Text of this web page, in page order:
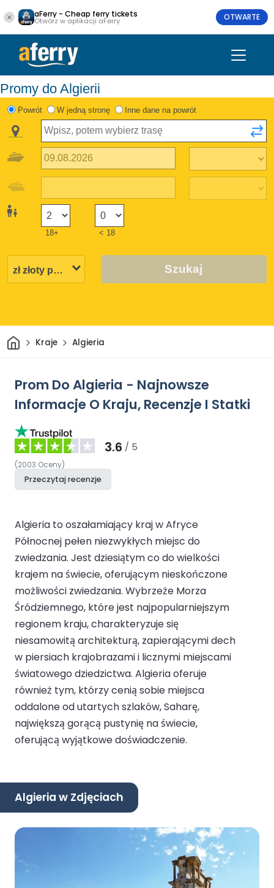
aFerry - Cheap ferry tickets
Otwórz w aplikacji aFerry OTWARTE
Promy do Algierii
Powrót W jedną stronę Inne dane na powrót
18+ < 18
Szukaj
DomKraje Algieria
Prom Do Algieria - Najnowsze
Informacje O Kraju, Recenzje I Statki
3.6 / 5
(2003 Oceny)
Przeczytaj recenzje
Algieria to oszałamiający kraj w Afryce
Północnej pełen niezwykłych miejsc do
zwiedzania. Jest dziesiątym co do wielkości
krajem na świecie, oferującym nieskończone
możliwości zwiedzania. Wybrzeże Morza
Śródziemnego, które jest najpopularniejszym
regionem kraju, charakteryzuje się
niesamowitą architekturą, zapierającymi dech
w piersiach krajobrazami i licznymi miejscami
światowego dziedzictwa. Algieria oferuje
również tym, którzy cenią sobie miejsca
oddalone od utartych szlaków, Saharę,
największą gorącą pustynię na świecie,
oferującą wyjątkowe doświadczenie.
Algieria w Zdjęciach